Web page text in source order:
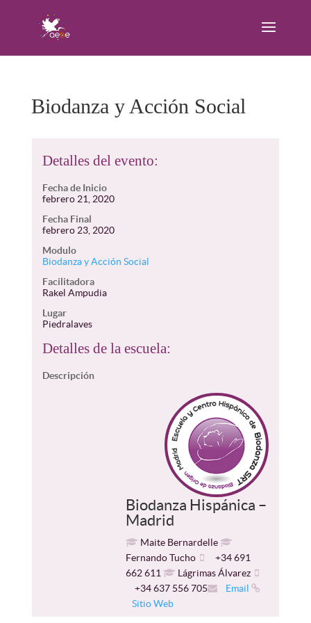
Biodanza y Acción Social
Detalles del evento:
Fecha de Inicio
febrero 21, 2020
Fecha Final
febrero 23, 2020
Modulo
Biodanza y Acción Social
Facilitadora
Rakel Ampudia
Lugar
Piedralaves
Detalles de la escuela:
Descripción
Biodanza Hispánica –
Madrid
Maite Bernardelle
Fernando Tucho
+34 691
662 611
Lágrimas Álvarez
+34 637 556 705
Email
Sitio Web